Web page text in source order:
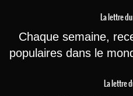
La lettre
Chaque semaine,
populaires dans le
La lettre